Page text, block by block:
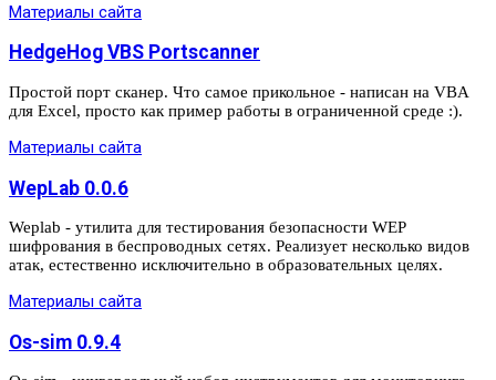
Материалы сайта
HedgeHog VBS Portscanner
Простой порт сканер. Что самое прикольное - написан на VBA
для Excel, просто как пример работы в ограниченной среде :).
Материалы сайта
WepLab 0.0.6
Weplab - утилита для тестирования безопасности WEP
шифрования в беспроводных сетях. Реализует несколько видов
атак, естественно исключительно в образовательных целях.
Материалы сайта
Os-sim 0.9.4